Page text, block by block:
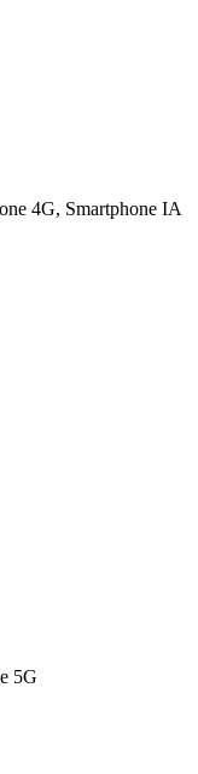
4G, Smartphone IA
5G